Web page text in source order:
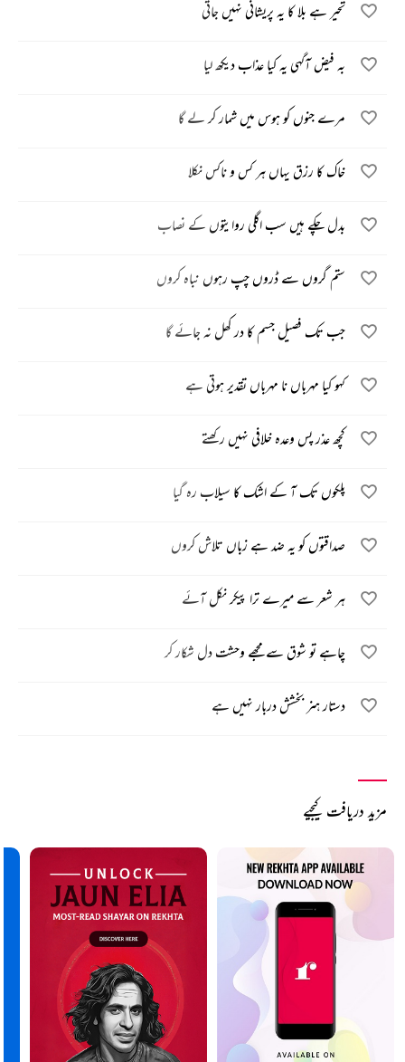
تحیر ہے بلا کا یہ پریشانی نہیں جاتی
بہ فیض آگہی یہ کیا عذاب دیکھ لیا
مرے جنوں کو ہوس میں شمار کر لے گا
خاک کا رزق یہاں ہر کس و ناکس نکلا
بدل چکے ہیں سب اگلی روایتوں کے نصاب
ستم گروں سے ڈروں چپ رہوں نباہ کروں
جب تک فصیل جسم کا در کھل نہ جائے گا
کہو کیا مہرباں نا مہرباں تقدیر ہوتی ہے
کچھ عذر پس وعدہ خلافی نہیں رکھتے
پلکوں تک آ کے اشک کا سیلاب رہ گیا
صداقتوں کو یہ ضد ہے زباں تلاش کروں
ہر شعر سے میرے ترا پیکر نکل آئے
چاہے تو شوق سے مجھے وحشت دل شکار کر
دستار ہنر بخشش دربار نہیں ہے
مزید دریافت کیجیے